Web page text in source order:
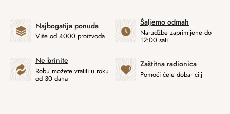
Najbogatija ponuda
Više od 4000 proizvoda
Šaljemo odmah
Narudžbe zaprimljene do
12:00 sati
Ne brinite
Robu možete vratiti u roku
od 30 dana
Zaštitna radionica
Pomoći ćete dobar cilj